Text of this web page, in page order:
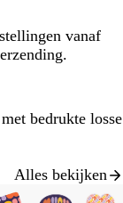
vanaf
bedrukte losse
Alles bekijken
opties
Nieuwe